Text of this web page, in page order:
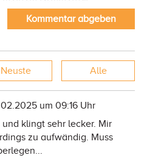
Kommentar abgeben
Neuste Alle
um 09:16 Uhr
klingt sehr lecker. Mir
zu aufwändig. Muss